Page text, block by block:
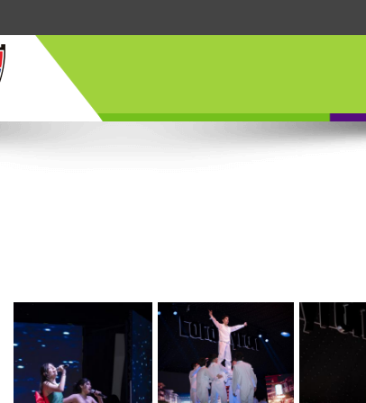
_2k_jpeg.jpg
clausura-03_-
_2k_jpeg.jpg
clausura-